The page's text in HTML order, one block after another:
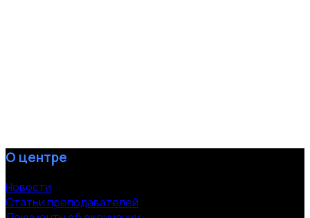
О центре
Новости
Статьи преподавателей